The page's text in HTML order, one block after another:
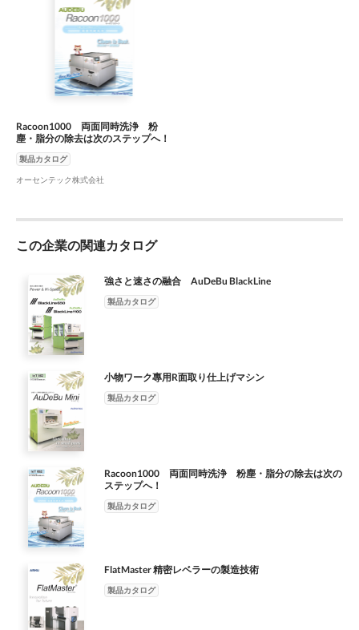
Racoon1000 両面同時洗浄 粉
塵・脂分の除去は次のステップへ！
製品カタログ
オーセンテック株式会社
この企業の関連カタログ
強さと速さの融合 AuDeBu BlackLine
製品カタログ
小物ワーク專用R面取り仕上げマシン
製品カタログ
Racoon1000 両面同時洗浄 粉塵・脂分の除去は次の
ステップへ！
製品カタログ
FlatMaster 精密レベラーの製造技術
製品カタログ